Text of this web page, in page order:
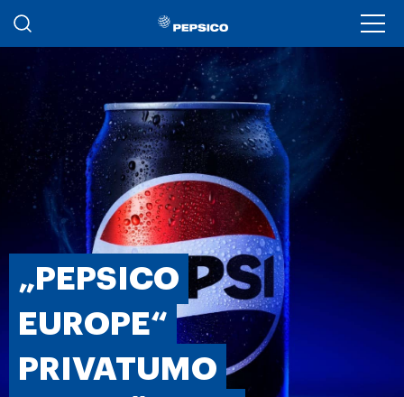
Pereiti į pagrindinį turinį
„PEPSICO
EUROPE“
PRIVATUMO